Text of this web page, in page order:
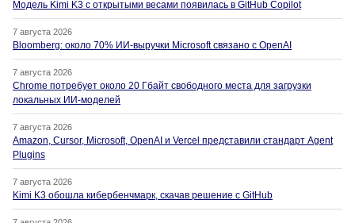
Модель Kimi K3 с открытыми весами появилась в GitHub Copilot
7 августа 2026
Bloomberg: около 70% ИИ-выручки Microsoft связано с OpenAI
7 августа 2026
Chrome потребует около 20 Гбайт свободного места для загрузки
локальных ИИ-моделей
7 августа 2026
Amazon, Cursor, Microsoft, OpenAI и Vercel представили стандарт Agent
Plugins
7 августа 2026
Kimi K3 обошла кибербенчмарк, скачав решение с GitHub